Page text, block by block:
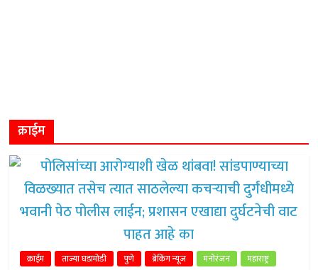
क्राईम
क्राईम ताज्या घडामोडी पुणे ब्रेकिंग न्यूज मनोरंजन महाराष्ट्र